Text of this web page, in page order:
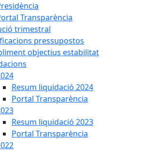
Transparència
trimestral
pressupostos
objectius estabilitat
Resum liquidació 2024
Portal Transparència
Resum liquidació 2023
Portal Transparència